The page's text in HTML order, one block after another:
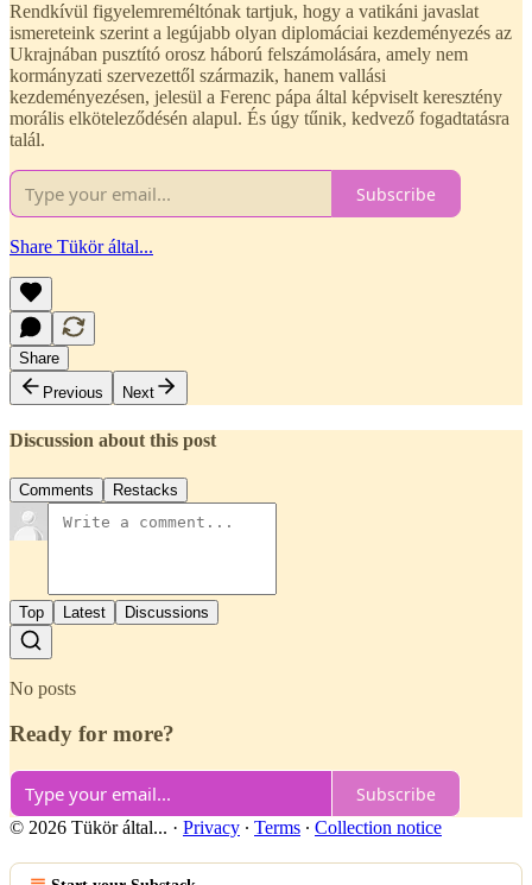
Rendkívül figyelemreméltónak tartjuk, hogy a vatikáni javaslat
ismereteink szerint a legújabb olyan diplomáciai kezdeményezés az
Ukrajnában pusztító orosz háború felszámolására, amely nem
kormányzati szervezettől származik, hanem vallási
kezdeményezésen, jelesül a Ferenc pápa által képviselt keresztény
morális elköteleződésén alapul. És úgy tűnik, kedvező fogadtatásra
talál.
Subscribe
Share Tükör által...
Share
Previous
Next
Discussion about this post
Comments Restacks
Top Latest Discussions
No posts
Ready for more?
Subscribe
© 2026 Tükör által... · Privacy ∙ Terms ∙ Collection notice